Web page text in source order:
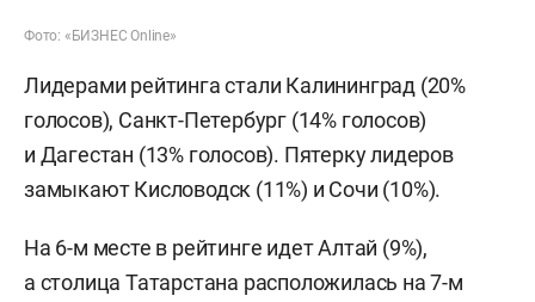
Фото: «БИЗНЕС Online»
Лидерами рейтинга стали Калининград (20%
голосов), Санкт-Петербург (14% голосов)
и Дагестан (13% голосов). Пятерку лидеров
замыкают Кисловодск (11%) и Сочи (10%).
На 6-м месте в рейтинге идет Алтай (9%),
а столица Татарстана расположилась на 7-м